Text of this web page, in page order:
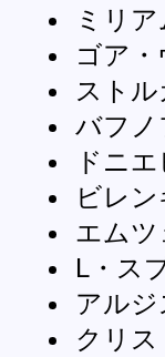
ミリ
ゴア
スト
バフノ
ドニ
ビレ
エムツ
L・ス
アル
クリ